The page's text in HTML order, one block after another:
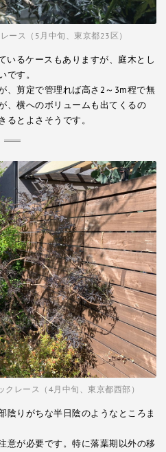
ース（5月中旬、東京都23区）
いるケースもありますが、庭木とし
です。
、剪定で管理れば高さ2～3m程で無
、横へのボリュームも出てくるの
とよさそうです。
レース（4月中旬、東京都西部）
陰りがちな半日陰のようなところま
意が必要です。特に落葉期以外の移